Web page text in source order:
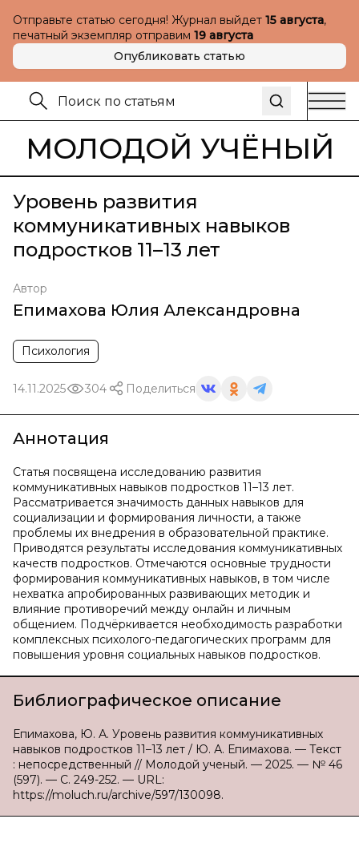
Отправьте статью сегодня! Журнал выйдет 15 августа,
печатный экземпляр отправим 19 августа
Опубликовать статью
МОЛОДОЙ УЧЁНЫЙ
Уровень развития
коммуникативных навыков
подростков 11–13 лет
Автор
Епимахова Юлия Александровна
Психология
14.11.2025 304 Поделиться
Аннотация
Статья посвящена исследованию развития
коммуникативных навыков подростков 11–13 лет.
Рассматривается значимость данных навыков для
социализации и формирования личности, а также
проблемы их внедрения в образовательной практике.
Приводятся результаты исследования коммуникативных
качеств подростков. Отмечаются основные трудности
формирования коммуникативных навыков, в том числе
нехватка апробированных развивающих методик и
влияние противоречий между онлайн и личным
общением. Подчёркивается необходимость разработки
комплексных психолого-педагогических программ для
повышения уровня социальных навыков подростков.
Библиографическое описание
Епимахова, Ю. А. Уровень развития коммуникативных
навыков подростков 11–13 лет / Ю. А. Епимахова. — Текст
: непосредственный // Молодой ученый. — 2025. — № 46
(597). — С. 249-252. — URL:
https://moluch.ru/archive/597/130098.